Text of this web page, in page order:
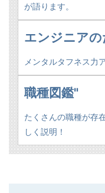
が語ります。
エンジニア
メンタルタフネス力
職種図鑑"
たくさんの職種が存
しく説明！